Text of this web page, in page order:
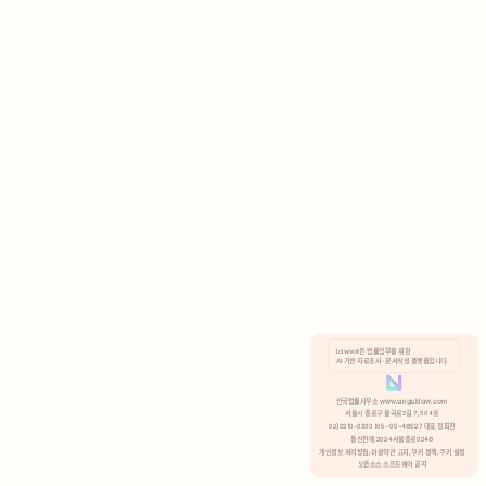
분석 쿠키 허용
Lawvot은 법률업무를 위한
AI 기반 자료조사 · 문서작성 플랫폼입니다.
안국법률사무소 www.anguklaw.com
서울시 종로구 율곡로2길 7, 304호
02)3210-3330 105-05-48527 대표 정희찬
통신판매 2024서울종로0248
개인정보 처리방침, 이용약관 고지, 쿠키 정책, 쿠키 설정
오픈소스 소프트웨어 공지